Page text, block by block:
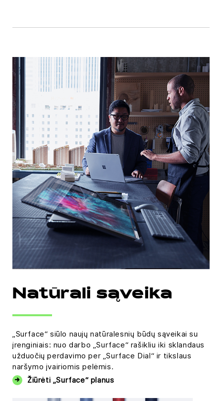
Natūrali sąveika
„Surface“ siūlo naujų natūralesnių būdų sąveikai su
įrenginiais: nuo darbo „Surface“ rašikliu iki sklandaus
užduočių perdavimo per „Surface Dial“ ir tikslaus
naršymo įvairiomis pelėmis.
Žiūrėti „Surface“ planus